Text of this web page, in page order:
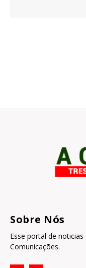
Sobre Nós
Esse portal de
Comunicações.